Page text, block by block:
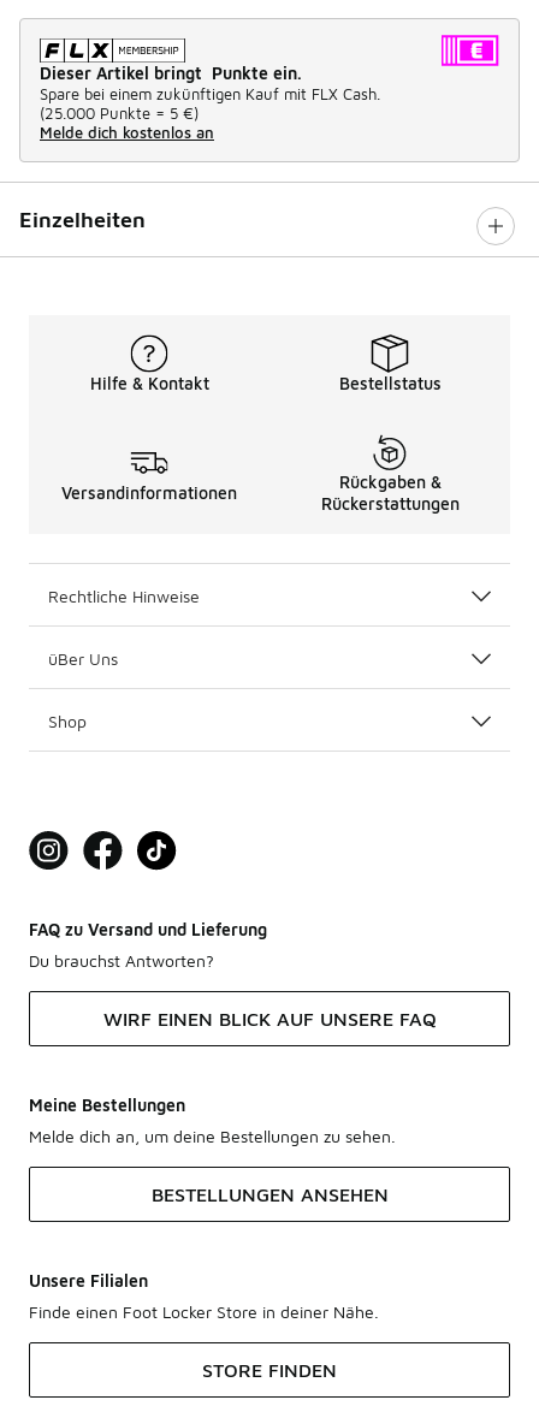
Dieser Artikel bringt Punkte ein.
Spare bei einem zukünftigen Kauf mit FLX Cash.
(25.000 Punkte = 5 €)
Melde dich kostenlos an
Einzelheiten
Hilfe & Kontakt Bestellstatus
Versandinformationen
Rückgaben &
Rückerstattungen
Rechtliche Hinweise
üBer Uns
Shop
FAQ zu Versand und Lieferung
Du brauchst Antworten?
WIRF EINEN BLICK AUF UNSERE FAQ
Meine Bestellungen
Melde dich an, um deine Bestellungen zu sehen.
BESTELLUNGEN ANSEHEN
Unsere Filialen
Finde einen Foot Locker Store in deiner Nähe.
STORE FINDEN